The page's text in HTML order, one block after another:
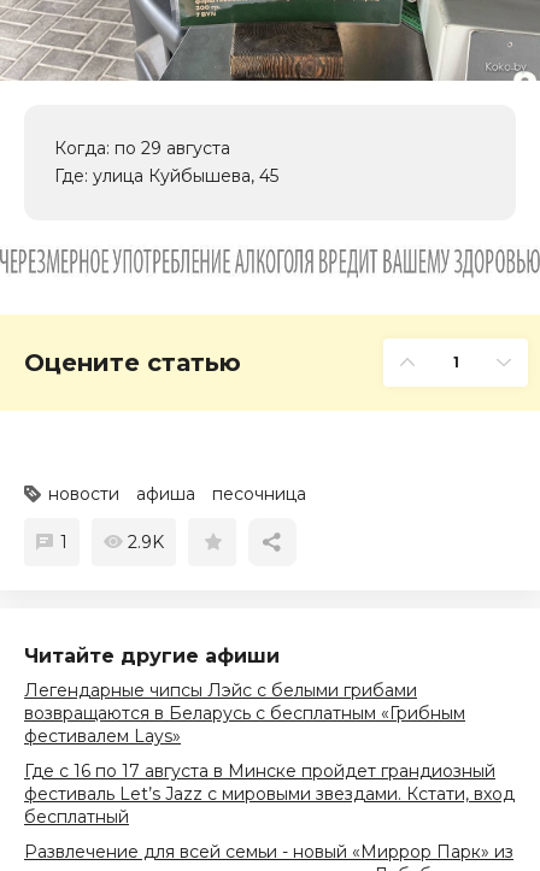
Когда: по 29 августа
Где: улица Куйбышева, 45
Оцените статью 1
новости афиша песочница
1 2.9K
Читайте другие афиши
Легендарные чипсы Лэйс с белыми грибами
возвращаются в Беларусь с бесплатным «Грибным
фестивалем Lays»
Где с 16 по 17 августа в Минске пройдет грандиозный
фестиваль Let’s Jazz с мировыми звездами. Кстати, вход
бесплатный
Развлечение для всей семьи - новый «Миррор Парк» из